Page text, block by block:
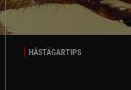
HÄSTÄGARTIPS